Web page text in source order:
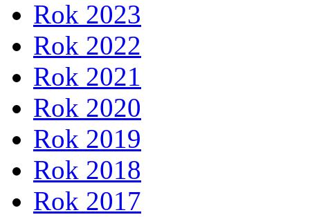
Rok 2023
Rok 2022
Rok 2021
Rok 2020
Rok 2019
Rok 2018
Rok 2017